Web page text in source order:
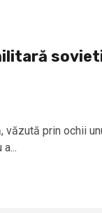
prin ochii